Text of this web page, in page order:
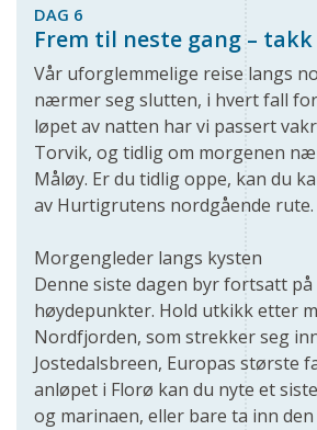
DAG 6
Frem til neste gang –
Vår uforglemmelige reise langs
nærmer seg slutten, i hvert fall
løpet av natten har vi passert
Torvik, og tidlig om morgenen
Måløy. Er du tidlig oppe, kan du
av Hurtigrutens nordgående rute.
Morgengleder langs kysten
Denne siste dagen byr fortsatt
høydepunkter. Hold utkikk etter
Nordfjorden, som strekker seg
Jostedalsbreen, Europas største
anløpet i Florø kan du nyte et
og marinaen, eller bare ta inn